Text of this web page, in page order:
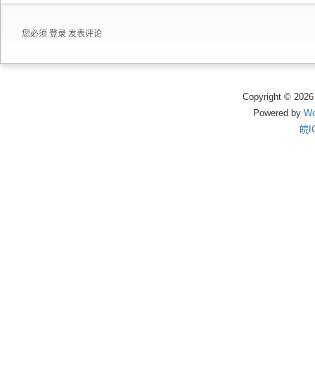
您必须 登录 发表评论
Copyright ©
Powered by
皖